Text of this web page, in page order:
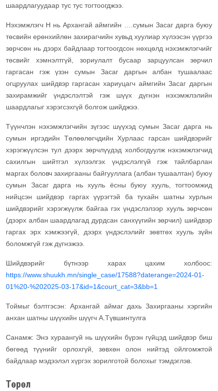
шаардлагуудаар тус тус тогтоогджээ.
Нэхэмжлэгч Н нь Архангай аймгийн ….сумын Засаг дарга буюу
төсвийн ерөнхийлөн захирагчийн хувьд хуулиар хүлээсэн үүргээ
зөрчсөн нь дээрх байдлаар тогтоогдсон нөхцөлд нэхэмжлэгчийг
төсвийг хэмнэлтгүй, зориулалт бусаар зарцуулсан зөрчил
гаргасан гэж үзэн сумын Засаг даргын албан тушаалаас
огцруулах шийдвэр гаргасан хариуцагч аймгийн Засаг даргын
захирамжийг үндэслэлтэй гэж шүүх дүгнэн нэхэмжлэлийн
шаардлагыг хэрэгсэхгүй болгож шийджээ.
Түүнчлэн нэхэмжлэгчийн зүгээс шүүхэд сумын Засаг дарга нь
сумын иргэдийн Төлөөлөгчдийн Хурлаас гарсан шийдвэрийг
хэрэгжүүлсэн тул дээрх зөрчлүүдэд холбогдуулж нэхэмжлэгчид
сахилгын шийтгэл хүлээлгэх үндэслэлгүй гэж тайлбарлан
маргах боловч захиргааны байгууллага (албан тушаалтан) буюу
сумын Засаг дарга нь хууль ёсны буюу хууль, тогтоомжид
нийцсэн шийдвэр гаргах үүрэгтэй ба тухайн шатны хурлын
шийдвэрийг хэрэгжүүлж байгаа гэх үндэслэлээр хууль зөрчсөн
(дээрх албан шаардлагад дурдсан санхүүгийн зөрчил) шийдвэр
гаргах эрх хэмжээгүй, дээрх үндэслэлийг зөвтгөх хууль зүйн
боломжгүй гэж дүгнэжээ.
Шийдвэрийг бүтнээр харах цахим холбоос:
https://www.shuukh.mn/single_case/17588?daterange=2024-01-
01%20-%202025-03-17&id=1&court_cat=3&bb=1
Тоймыг бэлтгэсэн: Архангай аймаг дахь Захиргааны хэргийн
анхан шатны шүүхийн шүүгч А.Түвшинтулга
Санамж: Энэ хураангуй нь шүүхийн бүрэн гүйцэд шийдвэр биш
бөгөөд түүнийг орлохгүй, зөвхөн олон нийтэд ойлгомжтой
байдлаар мэдээлэл хүргэх зорилготой болохыг тэмдэглэв.
Төрөл